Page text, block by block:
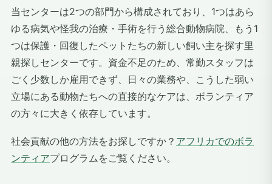
当センターは2つの部門から構成されており、1つはあら
ゆる病気や怪我の治療・手術を行う総合動物病院、もう1
つは保護・回復したペットたちの新しい飼い主を探す里
親探しセンターです。資金不足のため、常勤スタッフは
ごく少数しか雇用できず、日々の業務や、こうした弱い
立場にある動物たちへの直接的なケアは、ボランティア
の方々に大きく依存しています。
社会貢献の他の方法をお探しですか？ アフリカでのボラ
ンティアプログラムをご覧ください。